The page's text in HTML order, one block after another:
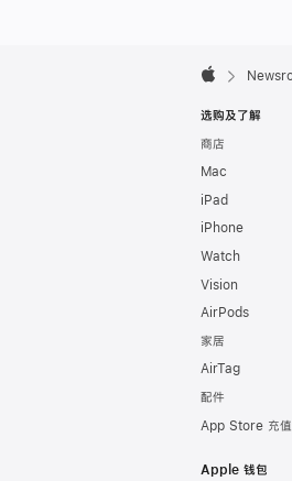
Footer

选购及了解
商店
Mac
iPad
iPhone
Watch
Vision
AirPods
家居
AirTag
配件
App Store 充值
Apple 钱包